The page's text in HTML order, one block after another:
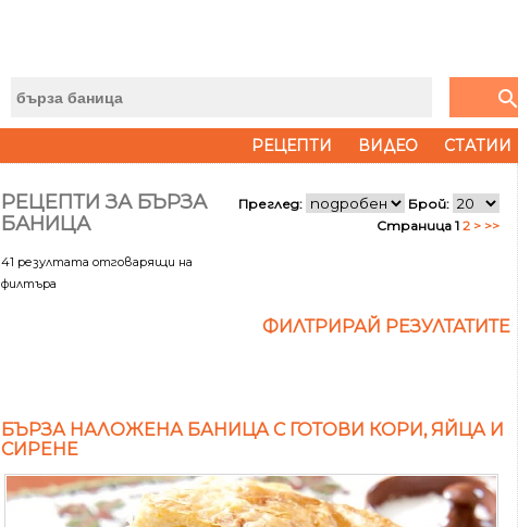
search
РЕЦЕПТИ ВИДЕО СТАТИИ
РЕЦЕПТИ ЗА БЪРЗА
БАНИЦА
41 резултата отговарящи на
филтъра
Преглед:
Брой:
Страница 1 2 > >>
ФИЛТРИРАЙ РЕЗУЛТАТИТЕ
БЪРЗА НАЛОЖЕНА БАНИЦА С ГОТОВИ КОРИ, ЯЙЦА И
СИРЕНЕ